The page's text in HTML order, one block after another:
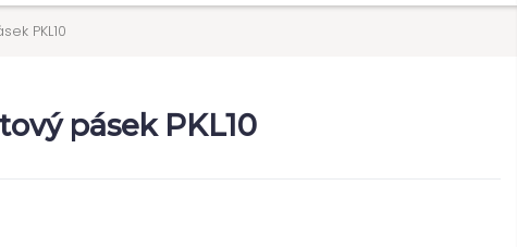
PKL10
pásek PKL10